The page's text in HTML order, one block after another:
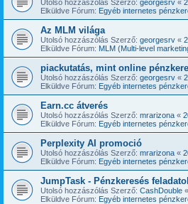
Utolsó hozzászólás Szerző: georgesrv «
Elküldve Fórum: Egyéb internetes
Az MLM világa
Utolsó hozzászólás Szerző: georgesrv «
Elküldve Fórum: MLM (Multi-level
piackutatás, mint online
Utolsó hozzászólás Szerző: georgesrv «
Elküldve Fórum: Egyéb internetes
Earn.cc átverés
Utolsó hozzászólás Szerző: mrarizona «
Elküldve Fórum: Egyéb internetes
Perplexity AI promoció
Utolsó hozzászólás Szerző: mrarizona «
Elküldve Fórum: Egyéb internetes
JumpTask - Pénzkeresés
Utolsó hozzászólás Szerző: CashDouble «
Elküldve Fórum: Egyéb internetes